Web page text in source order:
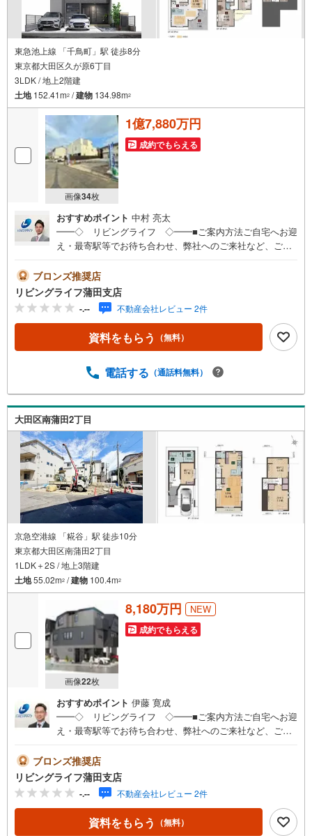
東急池上線 「千鳥町」駅 徒歩8分
東京都大田区久が原6丁目
3LDK / 地上2階建
土地152.41m2 /建物 134.98m2
画像34枚
1億7,880万円
成約でもらえる
おすすめポイント 中村 亮太
━━◇ リビングライフ ◇━━■ご案内方法ご自宅へお迎
え・最寄駅等でお待ち合わせ、弊社へのご来社など、ご相
に合わせた物件などもご案内をいたします■ご予約方法事前
に鍵の手配が必要な場合がありますので、お早目にご連絡
をいただけると、ご案内がスムーズです。■資金のご相談も
お気軽にどうぞ！ライフプラン作成や住宅ローンはどこの
銀行がいい？適切な借入額は？などご質問にもFPがしっか
りとお答えいたします■キッズスペースもご用意お子様が退
も充実させておりますので、ご安心下さい■お客様駐車場を
きます弊社が会員様のみにご提供する先行公開物件も多数
ご提案いたします。ホームページにて会員登録ください資
料請求は【下部のオレンジ色資料請求ボタン】よりお問い
合わせください
ブロンズ推奨店
リビングライフ蒲田支店
-.-- 不動産会社レビュー 2件
資料をもらう （無料）
電話する （通話料無料）
大田区南蒲田2丁目
京急空港線 「糀谷」駅 徒歩10分
東京都大田区南蒲田2丁目
1LDK＋2S / 地上3階建
土地55.02m2 /建物 100.4m2
画像22枚
8,180万円 NEW
成約でもらえる
おすすめポイント 伊藤 寛成
━━◇ リビングライフ ◇━━■ご案内方法ご自宅へお迎
え・最寄駅等でお待ち合わせ、弊社へのご来社など、ご相
に合わせた物件などもご案内をいたします■ご予約方法事前
に鍵の手配が必要な場合がありますので、お早目にご連絡
をいただけると、ご案内がスムーズです。■資金のご相談も
お気軽にどうぞ！ライフプラン作成や住宅ローンはどこの
銀行がいい？適切な借入額は？などご質問にもFPがしっか
りとお答えいたします■キッズスペースもご用意お子様が退
ブロンズ推奨店
リビングライフ蒲田支店
-.-- 不動産会社レビュー 2件
資料をもらう （無料）